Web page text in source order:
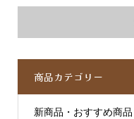
商品カテゴリー
新商品・おすすめ商品